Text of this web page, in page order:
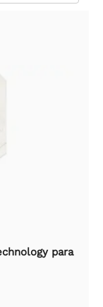
para